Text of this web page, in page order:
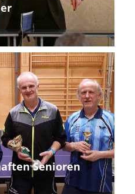
Senioren